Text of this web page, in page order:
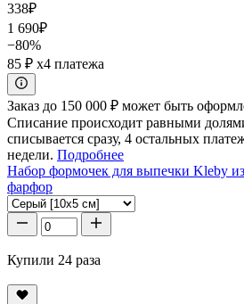
338₽
1 690₽
−80%
85 ₽ x4 платежа
Заказ до 150 000 ₽ может быть
Списание происходит равными
списывается сразу, 4 остальных
недели. Подробнее
Набор формочек для выпечки Kleby
фарфор
Купили 24 раза